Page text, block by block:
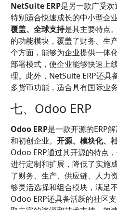
NetSuite ERP是另一款广受欢
特别适合快速成长的中小型企
覆盖、全球支持是其主要特点
的功能模块，覆盖了财务、生
个方面，能够为企业提供一体
部署模式，使企业能够快速上
理。此外，NetSuite ERP还具
多货币功能，适合具有国际业务
七、Odoo ERP
Odoo ERP是一款开源的ERP
和初创企业。开源、模块化、
Odoo ERP通过其开源的特点
进行定制和扩展，降低了实施
了财务、生产、供应链、人力
够灵活选择和组合模块，满足
Odoo ERP还具备活跃的社区